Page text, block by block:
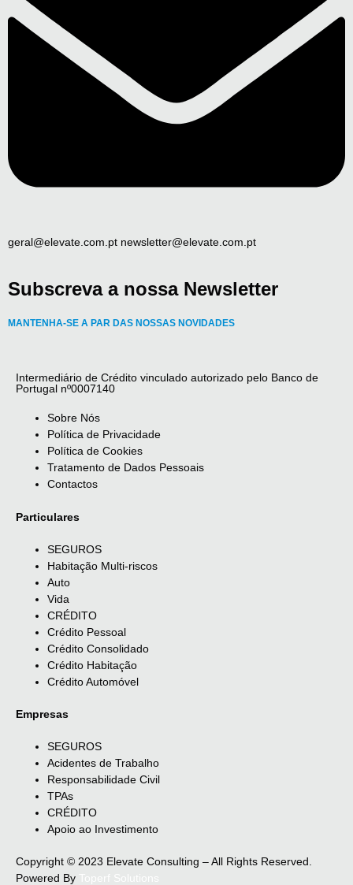
geral@elevate.com.pt newsletter@elevate.com.pt
Subscreva a nossa Newsletter
MANTENHA-SE A PAR DAS NOSSAS NOVIDADES
Intermediário de Crédito vinculado autorizado pelo Banco de
Portugal nº0007140
Sobre Nós
Política de Privacidade
Política de Cookies
Tratamento de Dados Pessoais
Contactos
Particulares
SEGUROS
Habitação Multi-riscos
Auto
Vida
CRÉDITO
Crédito Pessoal
Crédito Consolidado
Crédito Habitação
Crédito Automóvel
Empresas
SEGUROS
Acidentes de Trabalho
Responsabilidade Civil
TPAs
CRÉDITO
Apoio ao Investimento
Copyright © 2023 Elevate Consulting – All Rights Reserved.
Powered By